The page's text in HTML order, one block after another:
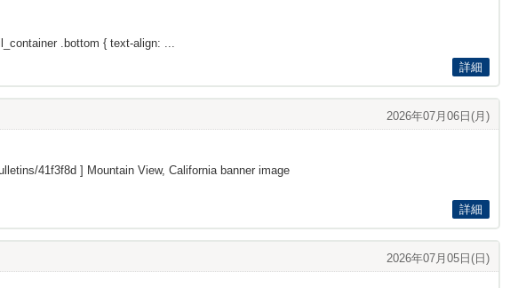
.bottom { text-align: ...
詳細
2026年07月06日(月)
41f3f8d ] Mountain View, California banner image
詳細
2026年07月05日(日)